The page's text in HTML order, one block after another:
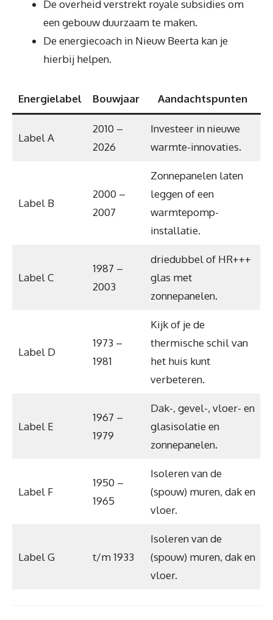
De overheid verstrekt royale subsidies om
een gebouw duurzaam te maken.
De energiecoach in Nieuw Beerta kan je
hierbij helpen.
Energielabel Bouwjaar Aandachtspunten
Label A
2010 –
2026
Investeer in nieuwe
warmte-innovaties.
Label B
2000 –
2007
Zonnepanelen laten
leggen of een
warmtepomp-
installatie.
Label C
1987 –
2003
driedubbel of HR+++
glas met
zonnepanelen.
Label D
1973 –
1981
Kijk of je de
thermische schil van
het huis kunt
verbeteren.
Label E
1967 –
1979
Dak-, gevel-, vloer- en
glasisolatie en
zonnepanelen.
Label F
1950 –
1965
Isoleren van de
(spouw) muren, dak en
vloer.
Label G t/m 1933
Isoleren van de
(spouw) muren, dak en
vloer.